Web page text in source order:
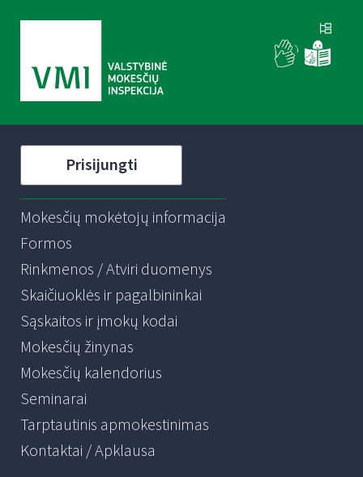
Prisijungti
Mokesčių mokėtojų informacija
Formos
Rinkmenos / Atviri duomenys
Skaičiuoklės ir pagalbininkai
Sąskaitos ir įmokų kodai
Mokesčių žinynas
Mokesčių kalendorius
Seminarai
Tarptautinis apmokestinimas
Kontaktai / Apklausa